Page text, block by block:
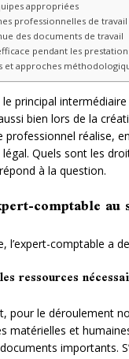
appropriées
professionnelles de travail
des documents de travail
pendant les
et approches
le principal
bien lors de la
professionnel réalise,
Quels sont les
à la question.
comptable au
l’expert-comptable a
ressources
pour le déroulement
matérielles et
importants.